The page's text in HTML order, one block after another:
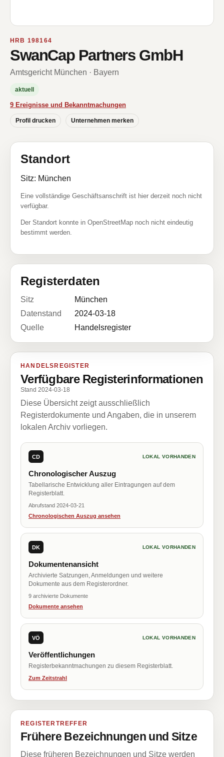
HRB 198164
SwanCap Partners GmbH
Amtsgericht München · Bayern
aktuell
9 Ereignisse und Bekanntmachungen
Profil drucken Unternehmen merken
Standort
Sitz: München
Eine vollständige Geschäftsanschrift ist hier derzeit noch nicht
verfügbar.
Der Standort konnte in OpenStreetMap noch nicht eindeutig
bestimmt werden.
Registerdaten
Sitz
München
Datenstand
2024-03-18
Quelle
Handelsregister
HANDELSREGISTER
Verfügbare Registerinformationen
Stand 2024-03-18
Diese Übersicht zeigt ausschließlich
Registerdokumente und Angaben, die in unserem
lokalen Archiv vorliegen.
CD LOKAL VORHANDEN
Chronologischer Auszug
Tabellarische Entwicklung aller Eintragungen auf dem
Registerblatt.
Abrufstand 2024-03-21
Chronologischen Auszug ansehen
DK LOKAL VORHANDEN
Dokumentenansicht
Archivierte Satzungen, Anmeldungen und weitere
Dokumente aus dem Registerordner.
9 archivierte Dokumente
Dokumente ansehen
VÖ LOKAL VORHANDEN
Veröffentlichungen
Registerbekanntmachungen zu diesem Registerblatt.
Zum Zeitstrahl
REGISTERTREFFER
Frühere Bezeichnungen und Sitze
Diese früheren Bezeichnungen und Sitze werden